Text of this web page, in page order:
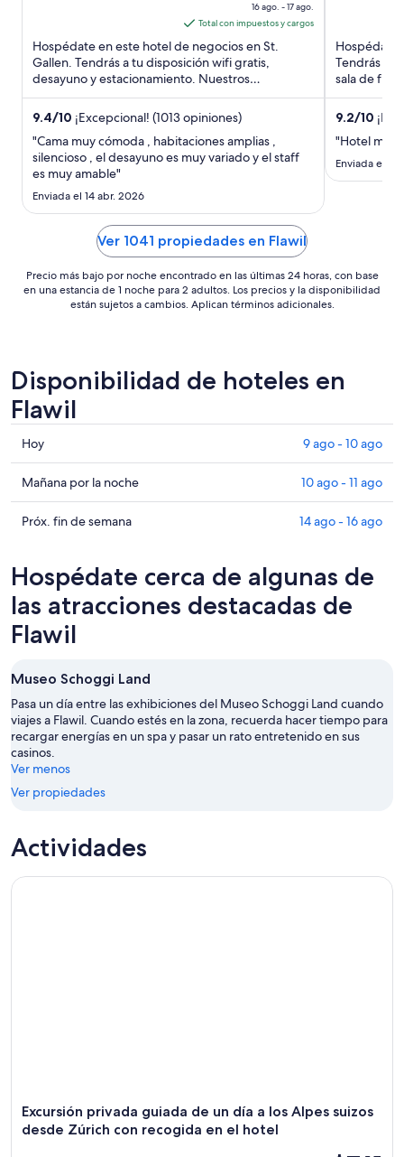
es
de
$149
en
total
por
noche
del
al
17
ago
16 ago. - 17 ago.
Total con impuestos y cargos
Hospédate en este hotel de negocios en St.
Gallen. Tendrás a tu disposición wifi gratis,
desayuno y estacionamiento. Nuestros
huéspedes destacan el desayuno ...
9.4/10 ¡Excepcional! (1013 opiniones)
"Cama muy cómoda , habitaciones amplias ,
silencioso , el desayuno es muy variado y el staff
es muy amable"
Enviada el 14 abr. 2026
Hospédate
Tendrás a
sala de
como Isla
9.2/10
"Hotel muy
Enviada el
Ver 1041 propiedades en Flawil
Precio más bajo por noche encontrado en las últimas 24 horas, con base
en una estancia de 1 noche para 2 adultos. Los precios y la disponibilidad
están sujetos a cambios. Aplican términos adicionales.
Disponibilidad de hoteles en
Flawil
Consultar
precios
en
Flawil
para
ago
10
ago
Hoy 9 ago - 10 ago
Consultar
precios
en
mañana
la
noche,
ago
11
ago
Mañana por la noche 10 ago - 11 ago
Consultar
Flawil
para
el
próximo
de
14
ago
-
16
ago
Próx. fin de semana 14 ago - 16 ago
Hospédate cerca de algunas de
las atracciones destacadas de
Flawil
Museo Schoggi Land
Pasa un día entre las exhibiciones del Museo Schoggi Land cuando
viajes a Flawil. Cuando estés en la zona, recuerda hacer tiempo para
recargar energías en un spa y pasar un rato entretenido en sus
casinos.
Ver menos
Ver propiedades
Actividades
Excursión privada guiada de un día a los Alpes suizos
desde Zúrich con recogida en el hotel
Excursión privada guiada de un día a los Alpes suizos